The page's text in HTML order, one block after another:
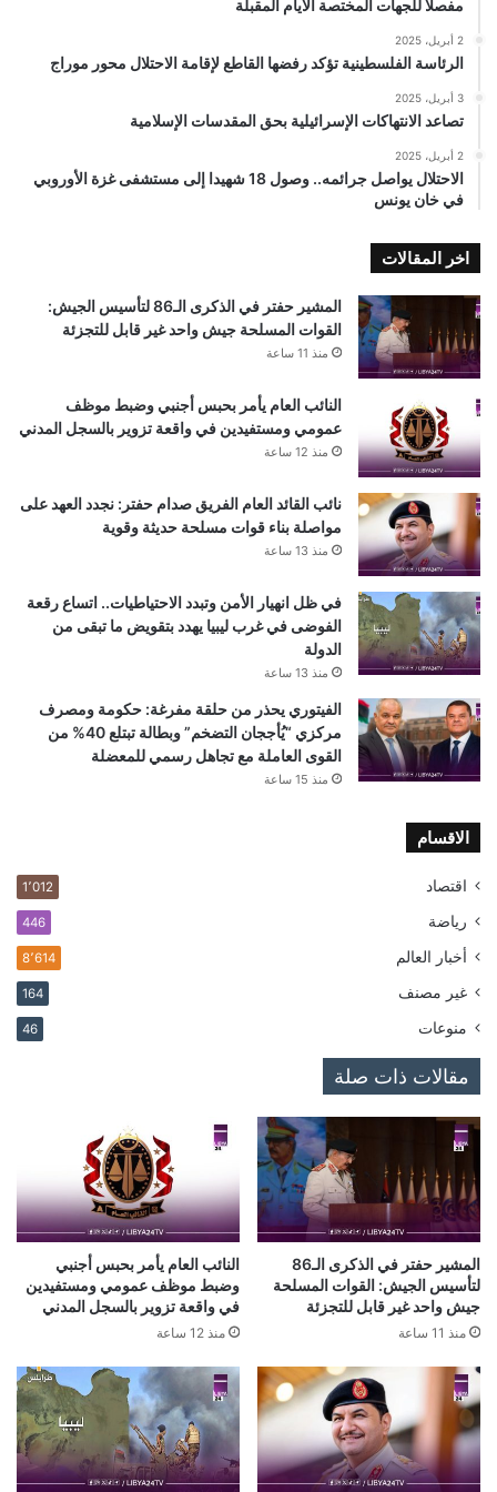
مفصلًا للجهات المختصة الأيام المقبلة
2 أبريل، 2025
الرئاسة الفلسطينية تؤكد رفضها القاطع لإقامة الاحتلال محور موراج
3 أبريل، 2025
تصاعد الانتهاكات الإسرائيلية بحق المقدسات الإسلامية
2 أبريل، 2025
الاحتلال يواصل جرائمه.. وصول 18 شهيدا إلى مستشفى غزة الأوروبي
في خان يونس
اخر المقالات
المشير حفتر في الذكرى الـ86 لتأسيس الجيش:
القوات المسلحة جيش واحد غير قابل للتجزئة
منذ 11 ساعة
النائب العام يأمر بحبس أجنبي وضبط موظف
عمومي ومستفيدين في واقعة تزوير بالسجل المدني
منذ 12 ساعة
نائب القائد العام الفريق صدام حفتر: نجدد العهد على
مواصلة بناء قوات مسلحة حديثة وقوية
منذ 13 ساعة
في ظل انهيار الأمن وتبدد الاحتياطيات.. اتساع رقعة
الفوضى في غرب ليبيا يهدد بتقويض ما تبقى من
الدولة
منذ 13 ساعة
الفيتوري يحذر من حلقة مفرغة: حكومة ومصرف
مركزي “يُأججان التضخم” وبطالة تبتلع 40% من
القوى العاملة مع تجاهل رسمي للمعضلة
منذ 15 ساعة
الاقسام
اقتصاد 1٬012
رياضة 446
أخبار العالم 8٬614
غير مصنف 164
منوعات 46
مقالات ذات صلة
المشير حفتر في الذكرى الـ86
لتأسيس الجيش: القوات المسلحة
جيش واحد غير قابل للتجزئة
منذ 11 ساعة
النائب العام يأمر بحبس أجنبي
وضبط موظف عمومي ومستفيدين
في واقعة تزوير بالسجل المدني
منذ 12 ساعة